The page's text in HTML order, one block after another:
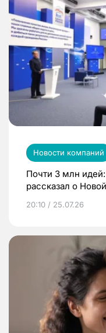
Новости компаний
Почти 3 млн
рассказал о
20:10 / 25.07.26